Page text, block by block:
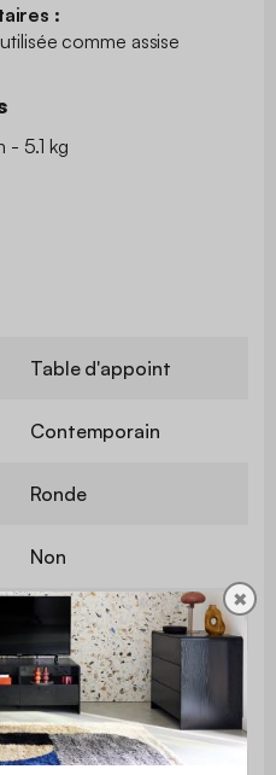
:
comme assise
- 5.1 kg
Table d'appoint
Contemporain
Ronde
Non
Vert foncé
3,3 kg
✖